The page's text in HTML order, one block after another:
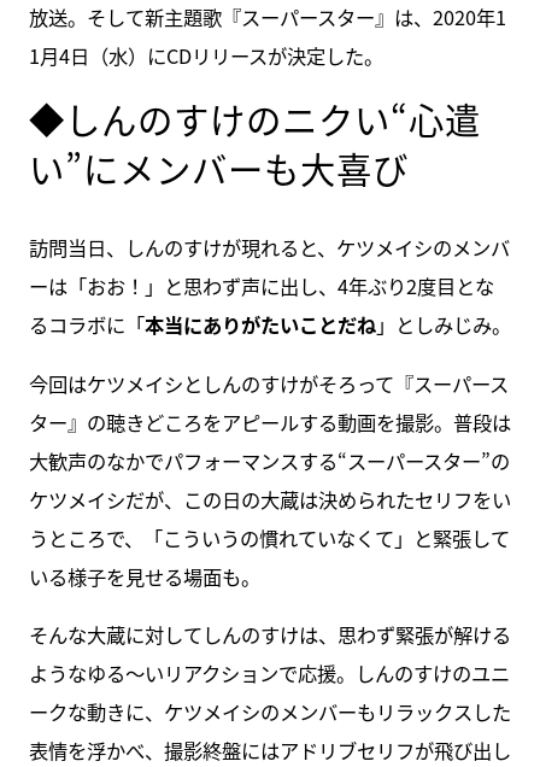
放送。そして新主題歌『スーパースター』は、2020年1
1月4日（水）にCDリリースが決定した。
◆しんのすけのニクい“心遣
い”にメンバーも大喜び
訪問当日、しんのすけが現れると、ケツメイシのメンバ
ーは「おお！」と思わず声に出し、4年ぶり2度目とな
るコラボに「本当にありがたいことだね」としみじみ。
今回はケツメイシとしんのすけがそろって『スーパース
ター』の聴きどころをアピールする動画を撮影。普段は
大歓声のなかでパフォーマンスする“スーパースター”の
ケツメイシだが、この日の大蔵は決められたセリフをい
うところで、「こういうの慣れていなくて」と緊張して
いる様子を見せる場面も。
そんな大蔵に対してしんのすけは、思わず緊張が解ける
ようなゆる～いリアクションで応援。しんのすけのユニ
ークな動きに、ケツメイシのメンバーもリラックスした
表情を浮かべ、撮影終盤にはアドリブセリフが飛び出し